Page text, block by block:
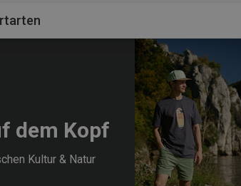
dem Kopf
Kultur & Natur